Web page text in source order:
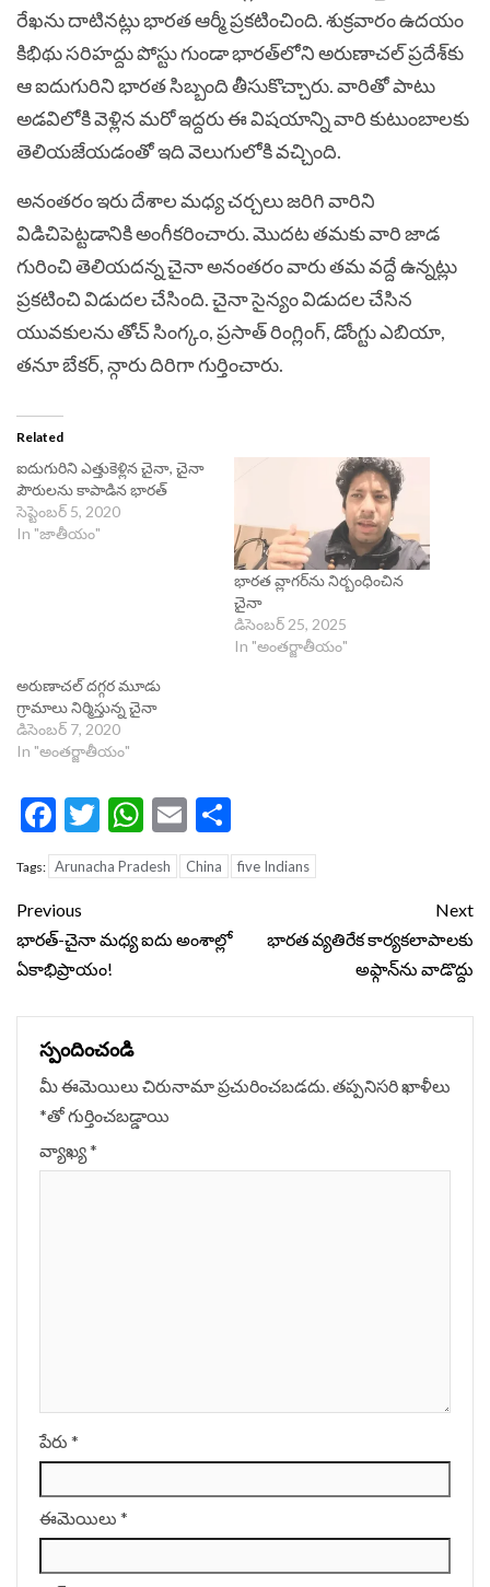
రేఖను దాటినట్లు భారత ఆర్మీ ప్ర‌క‌టించింది. శుక్రవారం ఉదయం
కిభిథు సరిహద్దు పోస్టు గుండా భారత్‌లోని అరుణాచల్‌ ప్రదేశ్‌కు
ఆ ఐదుగురిని భారత సిబ్బంది తీసుకొచ్చారు. వారితో పాటు
అడవిలోకి వెళ్లిన మరో ఇద్దరు ఈ విషయాన్ని వారి కుటుంబాలకు
తెలియజేయడంతో ఇది వెలుగులోకి వచ్చింది.
అనంతరం ఇరు దేశాల మధ్య చర్చలు జరిగి వారిని
విడిచిపెట్టడానికి అంగీకరించారు. మొద‌ట త‌మ‌కు వారి జాడ
గురించి తెలియ‌ద‌న్న‌ చైనా అనంత‌రం వారు త‌మ వ‌ద్దే ఉన్న‌ట్లు
ప్ర‌క‌టించి విడుదల చేసింది. చైనా సైన్యం విడుదల చేసిన
యువకులను తోచ్ సింగ్కం, ప్రసాత్ రింగ్లింగ్, డోంగ్టు ఎబియా,
తనూ బేకర్, న్గారు దిరిగా గుర్తించారు.
Related
ఐదుగురిని ఎత్తుకెళ్లిన చైనా, చైనా
పౌరులను కాపాడిన భారత్
సెప్టెంబర్ 5, 2020
In "జాతీయం"
భార‌త వ్లాగ‌ర్‌ను నిర్బంధించిన
చైనా
డిసెంబర్ 25, 2025
In "అంతర్జాతీయం"
అరుణాచల్ ద‌గ్గ‌ర మూడు
గ్రామాలు నిర్మిస్తున్న చైనా
డిసెంబర్ 7, 2020
In "అంతర్జాతీయం"
Facebook
Twitter
WhatsApp
Email
Tags: Arunacha Pradesh China five Indians
Continue
Reading
Previous
భారత్‌-చైనా మధ్య ఐదు అంశాల్లో
ఏకాభిప్రాయం!
Next
భారత వ్యతిరేక కార్యకలాపాలకు
అఫ్గాన్‌‌‌ను వాడొద్దు
స్పందించండి
మీ ఈమెయిలు చిరునామా ప్రచురించబడదు. తప్పనిసరి ఖాళీలు
*‌తో గుర్తించబడ్డాయి
వ్యాఖ్య*
పేరు *
ఈమెయిలు *